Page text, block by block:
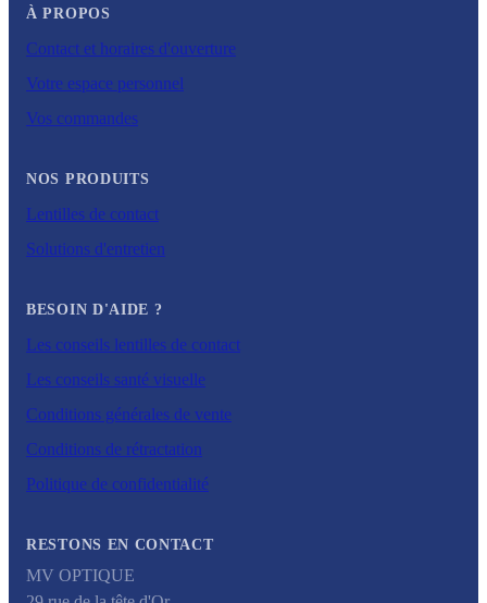
À PROPOS
Contact et horaires d'ouverture
Votre espace personnel
Vos commandes
NOS PRODUITS
Lentilles de contact
Solutions d'entretien
BESOIN D'AIDE ?
Les conseils lentilles de contact
Les conseils santé visuelle
Conditions générales de vente
Conditions de rétractation
Politique de confidentialité
RESTONS EN CONTACT
MV OPTIQUE